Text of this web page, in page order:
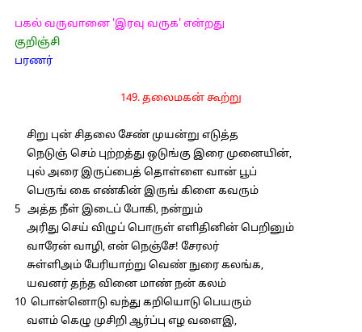
பகல் வருவானை 'இரவு வருக' என்றது
குறிஞ்சி
பரணர்
149. தலைமகன் கூற்று
சிறு புன் சிதலை சேண் முயன்று எடுத்த
நெடுஞ் செம் புற்றத்து ஒடுங்கு இரை முனையின்,
புல் அரை இருப்பைத் தொள்ளை வான் பூப்
பெருங் கை எண்கின் இருங் கிளை கவரும்
5 அத்த நீள் இடைப் போகி, நன்றும்
அரிது செய் விழுப் பொருள் எளிதினின் பெறினும்
வாரேன் வாழி, என் நெஞ்சே! சேரலர்
சுள்ளிஅம் பேரியாற்று வெண் நுரை கலங்க,
யவனர் தந்த வினை மாண் நன் கலம்
10 பொன்னொடு வந்து கறியொடு பெயரும்
வளம் கெழு முசிறி ஆர்ப்பு எழ வளைஇ,